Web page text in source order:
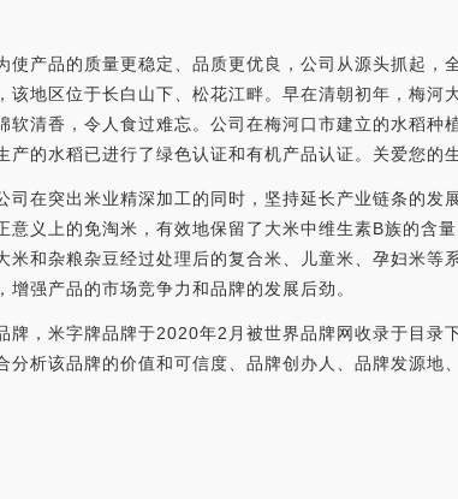
使产品的质量更稳定、品质更优良，公司从源头抓起，
该地区位于长白山下、松花江畔。早在清朝初年，梅河
软清香，令人食过难忘。公司在梅河口市建立的水稻种
产的水稻已进行了绿色认证和有机产品认证。关爱您的
司在突出米业精深加工的同时，坚持延长产业链条的发
意义上的免淘米，有效地保留了大米中维生素B族的含
米和杂粮杂豆经过处理后的复合米、儿童米、孕妇米等
增强产品的市场竞争力和品牌的发展后劲。
牌，米字牌品牌于2020年2月被世界品牌网收录于目录
分析该品牌的价值和可信度、品牌创办人、品牌发源地